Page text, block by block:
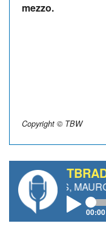
mezzo.
Copyright © TBW
MAURO
00:00